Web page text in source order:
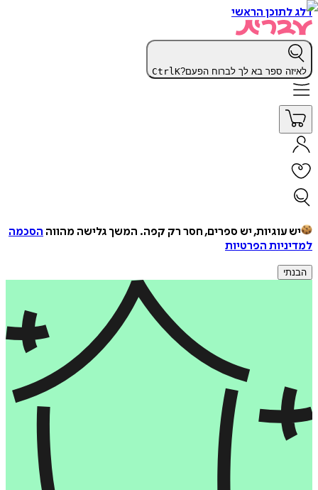
דלג לתוכן הראשי
לאיזה ספר בא לך לברוח הפעם? CtrlK
יש עוגיות, יש ספרים, חסר רק קפה. המשך גלישה מהווה הסכמה
למדיניות הפרטיות
הבנתי